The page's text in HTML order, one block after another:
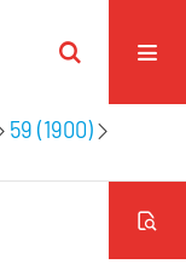
59 (1900)